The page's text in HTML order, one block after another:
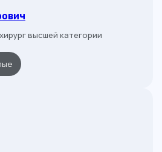
высшей категории